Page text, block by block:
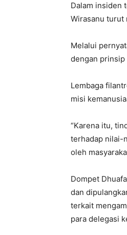
Dalam insiden
Wirasanu turut
Melalui
dengan prinsip
Lembaga
misi
“Karena itu,
terhadap nilai-
oleh
Dompet
dan
terkait
para delegasi